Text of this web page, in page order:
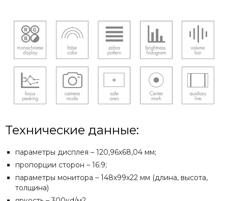
Технические данные:
параметры дисплея – 120,96х68,04 мм;
пропорции сторон – 16:9;
параметры монитора – 148х99х22 мм (длина, высота,
толщина)